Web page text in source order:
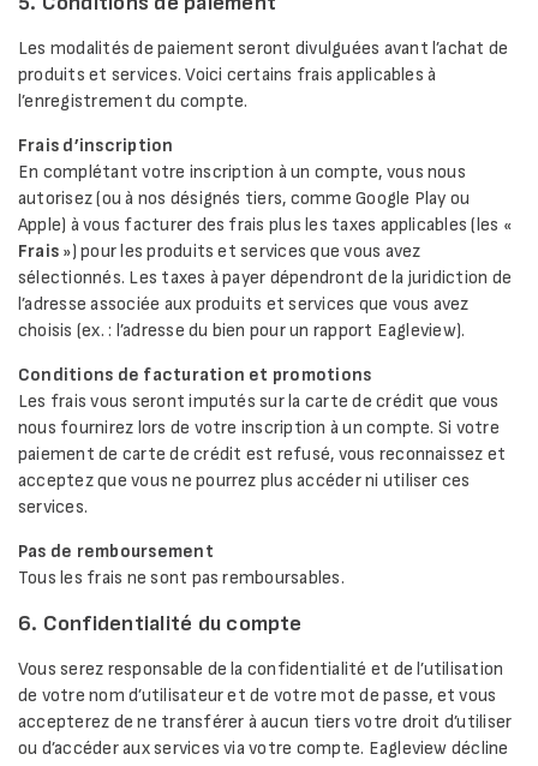
Les modalités de paiement seront divulguées avant l’achat de
produits et services. Voici certains frais applicables à
l’enregistrement du compte.
Frais d’inscription
En complétant votre inscription à un compte, vous nous
autorisez (ou à nos désignés tiers, comme Google Play ou
Apple) à vous facturer des frais plus les taxes applicables (les «
Frais ») pour les produits et services que vous avez
sélectionnés. Les taxes à payer dépendront de la juridiction de
l’adresse associée aux produits et services que vous avez
choisis (ex. : l’adresse du bien pour un rapport Eagleview).
Conditions de facturation et promotions
Les frais vous seront imputés sur la carte de crédit que vous
nous fournirez lors de votre inscription à un compte. Si votre
paiement de carte de crédit est refusé, vous reconnaissez et
acceptez que vous ne pourrez plus accéder ni utiliser ces
services.
Pas de remboursement
Tous les frais ne sont pas remboursables.
6. Confidentialité du compte
Vous serez responsable de la confidentialité et de l’utilisation
de votre nom d’utilisateur et de votre mot de passe, et vous
accepterez de ne transférer à aucun tiers votre droit d’utiliser
ou d’accéder aux services via votre compte. Eagleview décline